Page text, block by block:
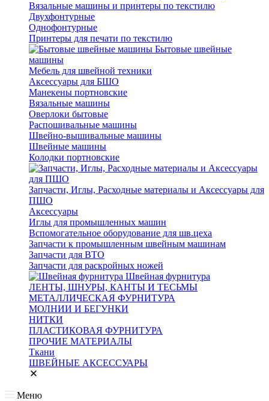
Вязальные машины и принтеры по текстилю
Двухфонтурные
Однофонтурные
Принтеры для печати по текстилю
Бытовые швейные
машины
Мебель для швейной техники
Аксессуары для БШО
Манекены портновские
Вязальные машины
Оверлоки бытовые
Распошивальные машины
Швейно-вышивальные машины
Швейные машины
Колодки портновские
Запчасти, Иглы, Расходные материалы и Аксессуары для
ПШО
Аксессуары
Иглы для промышленных машин
Вспомогательное оборудование для шв.цеха
Запчасти к промышленным швейным машинам
Запчасти для ВТО
Запчасти для раскройных ножей
Швейная фурнитура
ЛЕНТЫ, ШНУРЫ, КАНТЫ И ТЕСЬМЫ
МЕТАЛЛИЧЕСКАЯ ФУРНИТУРА
МОЛНИИ И БЕГУНКИ
НИТКИ
ПЛАСТИКОВАЯ ФУРНИТУРА
ПРОЧИЕ МАТЕРИАЛЫ
Ткани
ШВЕЙНЫЕ АКСЕССУАРЫ
Меню